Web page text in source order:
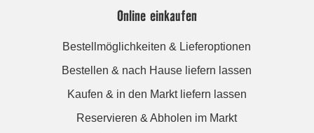
Online einkaufen
Bestellmöglichkeiten & Lieferoptionen
Bestellen & nach Hause liefern lassen
Kaufen & in den Markt liefern lassen
Reservieren & Abholen im Markt